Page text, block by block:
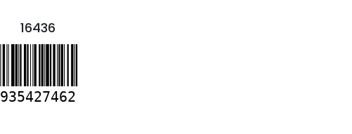
16436
935427462